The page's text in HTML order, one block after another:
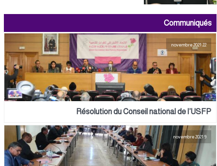
Communiqués
22 novembre 2021
Résolution du Conseil national de l’USFP